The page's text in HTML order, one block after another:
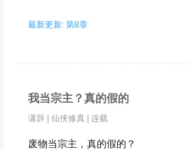
最新更新: 第8章
我当宗主？真的假的
潇辞 | 仙侠修真 | 连载
废物当宗主，真的假的？